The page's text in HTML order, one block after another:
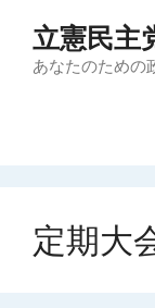
立憲民主
あなたのための
定期大